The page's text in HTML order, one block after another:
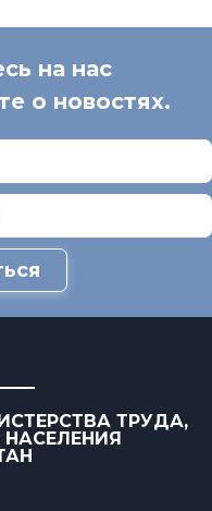
на нас
о новостях.
ТРУДА,